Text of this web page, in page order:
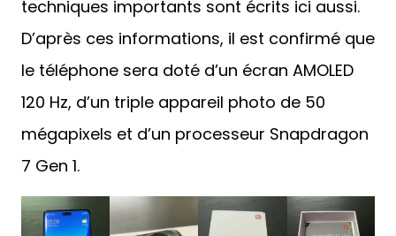
techniques importants sont écrits ici aussi.
D’après ces informations, il est confirmé que
le téléphone sera doté d’un écran AMOLED
120 Hz, d’un triple appareil photo de 50
mégapixels et d’un processeur Snapdragon
7 Gen 1.